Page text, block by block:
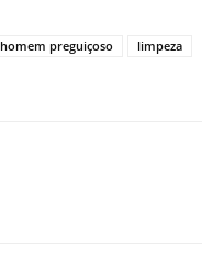
homem preguiçoso
limpeza